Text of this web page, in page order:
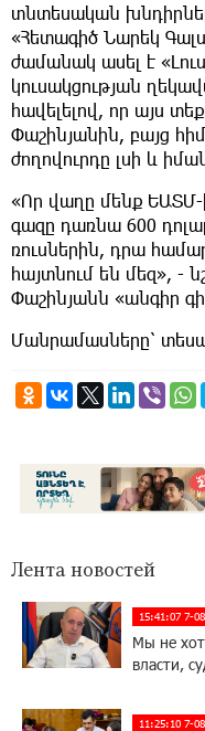
տնտեսական
«Հետագիծ Նարեկ
ժամանակ ասել է
կուսակցության
հավելելով, որ այս
Փաշինյանին, բայց
ժողովուրդը լսի և
«Որ վաղը մենք
գազը դառնա 600
ռուսներին, դրա
հայտնում են մեզ», -
Փաշինյանն «անգիր
Մանրամասները՝
Лента новостей
15:41:07 7-
Мы не
власти,
11:25:10 7-